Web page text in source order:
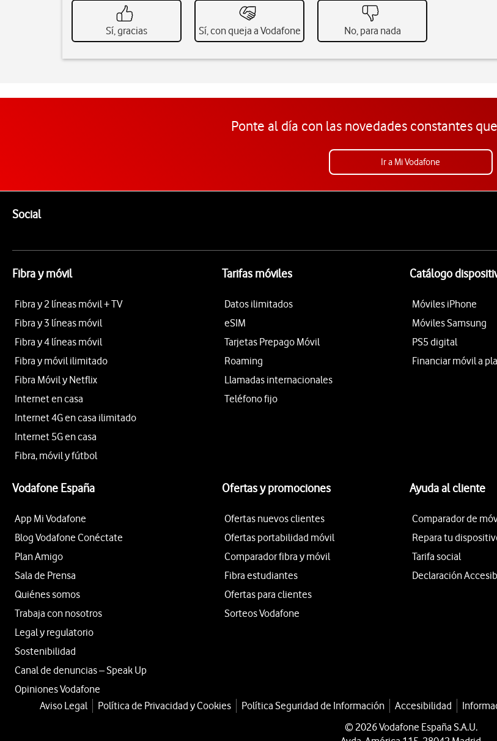
Sí, gracias Sí, con queja a Vodafone No, para nada
Ponte al día con las novedades constantes
Ir a Mi Vodafone
SocialEnlaces a las redes sociales de Vodafone
Fibra y móvil
Fibra y 2 líneas móvil + TV
Fibra y 3 líneas móvil
Fibra y 4 líneas móvil
Fibra y móvil ilimitado
Fibra Móvil y Netflix
Internet en casa
Internet 4G en casa ilimitado
Internet 5G en casa
Fibra, móvil y fútbol
Tarifas móviles
Datos ilimitados
eSIM
Tarjetas Prepago Móvil
Roaming
Llamadas internacionales
Teléfono fijo
Catálogo
Móviles iPhone
Móviles Samsung
PS5 digital
Financiar móvil a
Vodafone España
App Mi Vodafone
Blog Vodafone Conéctate
Plan Amigo
Sala de Prensa
Quiénes somos
Trabaja con nosotros
Legal y regulatorio
Sostenibilidad
Canal de denuncias – Speak Up
Opiniones Vodafone
Ofertas y promociones
Ofertas nuevos clientes
Ofertas portabilidad móvil
Comparador fibra y móvil
Fibra estudiantes
Ofertas para clientes
Sorteos Vodafone
Ayuda al cliente
Comparador de
Repara tu
Tarifa social
Declaración
Aviso Legal Política de Privacidad y Cookies Política Seguridad de Información Accesibilidad
© 2026 Vodafone España S.A.U.